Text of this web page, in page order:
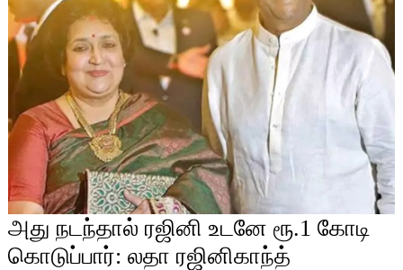
அது நடந்தால் ரஜினி உடனே ரூ.1 கோடி
கொடுப்பார்: லதா ரஜினிகாந்த்